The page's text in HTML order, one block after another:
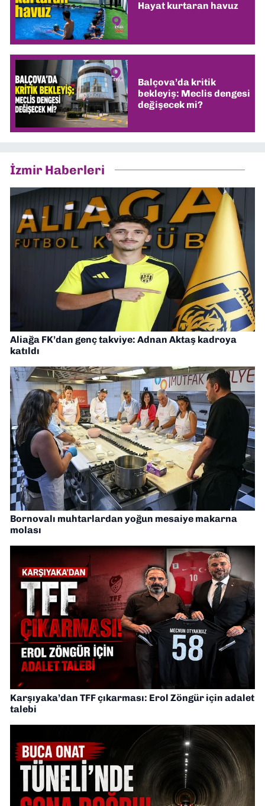
Hayat kurtaran havuz
Balçova’da kritik
bekleyiş: Meclis dengesi
değişecek mi?
İzmir Haberleri
Aliağa FK’dan genç takviye: Adnan Aktaş kadroya
katıldı
Bornovalı muhtarlardan yoğun mesaiye makarna
molası
Karşıyaka’dan TFF çıkarması: Erol Zöngür için adalet
talebi